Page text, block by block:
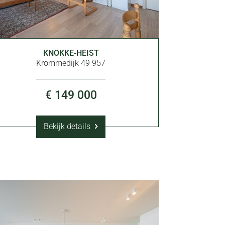
36 m²
KNOKKE-HEIST
Krommedijk 49 957
€ 149 000
Bekijk details